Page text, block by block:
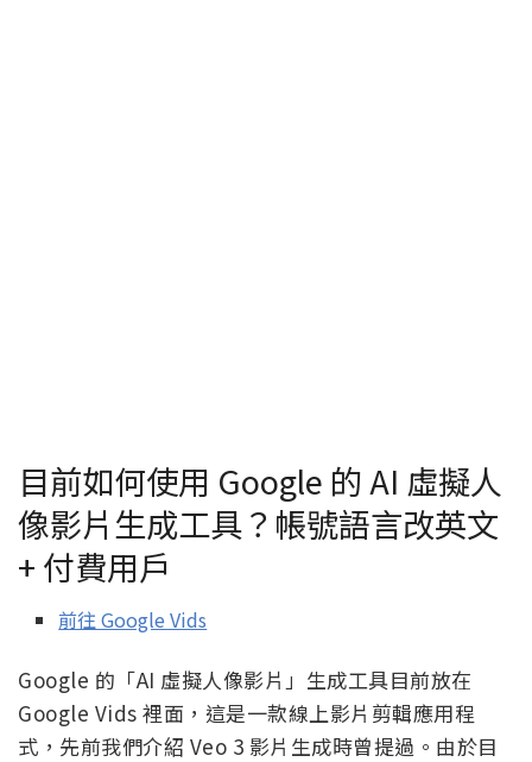
目前如何使用 Google 的 AI 虛擬人
像影片生成工具？帳號語言改英文
+ 付費用戶
前往 Google Vids
Google 的「AI 虛擬人像影片」生成工具目前放在
Google Vids 裡面，這是一款線上影片剪輯應用程
式，先前我們介紹 Veo 3 影片生成時曾提過。由於目